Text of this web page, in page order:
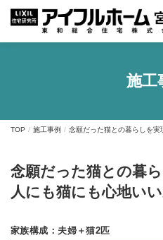
施工
TOP 施工事例 念願だった猫との暮らしを
念願だった猫との暮ら
人にも猫にも心地い
家族構成：夫婦＋猫2匹